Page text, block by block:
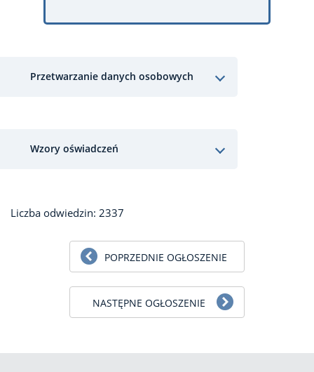
Przetwarzanie danych osobowych
Wzory oświadczeń
Liczba odwiedzin: 2337
POPRZEDNIE OGŁOSZENIE
NASTĘPNE OGŁOSZENIE